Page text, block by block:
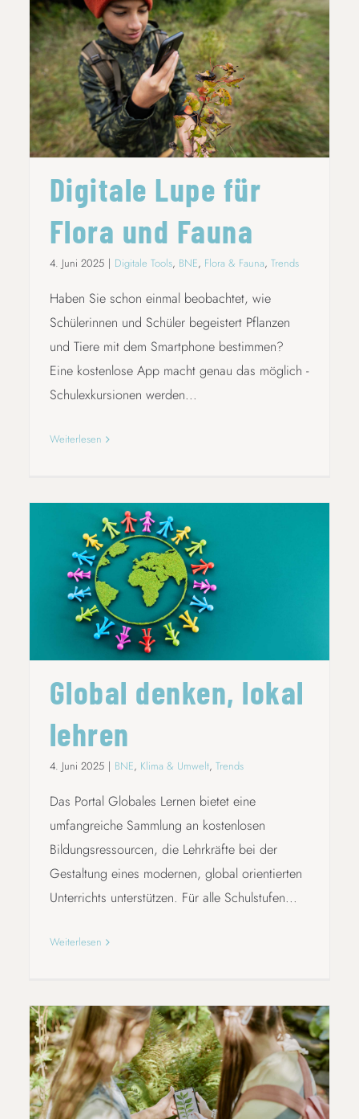
DIGITALE LUPE FÜR FLORA UND FAUNA
Digitale Lupe für
Flora und Fauna
4. Juni 2025 | Digitale Tools, BNE, Flora & Fauna, Trends
Haben Sie schon einmal beobachtet, wie
Schülerinnen und Schüler begeistert Pflanzen
und Tiere mit dem Smartphone bestimmen?
Eine kostenlose App macht genau das möglich -
Schulexkursionen werden...
Weiterlesen
GLOBAL DENKEN, LOKAL LEHREN
Global denken, lokal
lehren
4. Juni 2025 | BNE, Klima & Umwelt, Trends
Das Portal Globales Lernen bietet eine
umfangreiche Sammlung an kostenlosen
Bildungsressourcen, die Lehrkräfte bei der
Gestaltung eines modernen, global orientierten
Unterrichts unterstützen. Für alle Schulstufen...
Weiterlesen
PFLANZENWISSEN WÄCHST PER APP